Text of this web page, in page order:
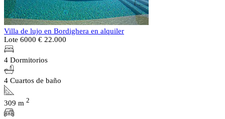
Villa de lujo en Bordighera en alquiler
Lote 6000 € 22.000
4 Dormitorios
4 Cuartos de baño
309 m 2